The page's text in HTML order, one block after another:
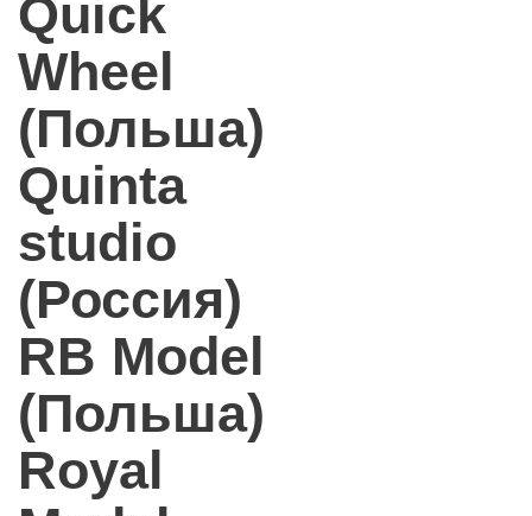
Quick
Wheel
(Польша)
Quinta
studio
(Россия)
RB Model
(Польша)
Royal